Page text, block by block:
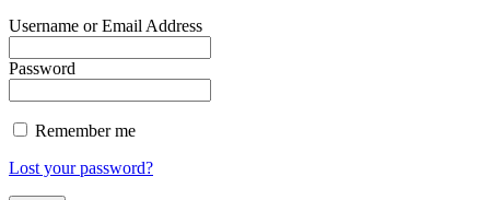
Username or Email Address
Password
Remember me
Lost your password?